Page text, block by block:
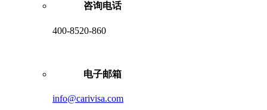
咨询电话
400-8520-860
电子邮箱
info@carivisa.com